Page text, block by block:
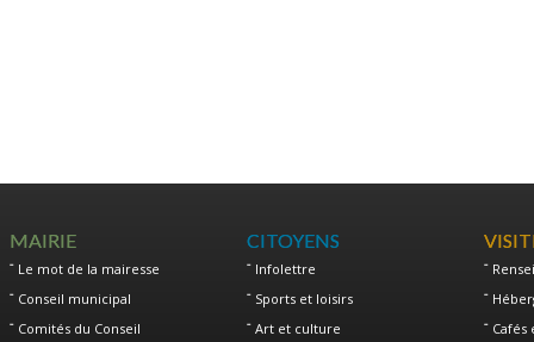
MAIRIE
Le mot de la mairesse
Conseil municipal
Comités du Conseil
CITOYENS
Infolettre
Sports et loisirs
Art et culture
Cafés